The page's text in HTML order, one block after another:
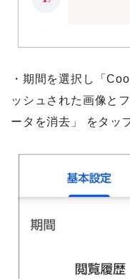
・期間を選択し「
ッシュされた画像と
ータを消去」 をタッ